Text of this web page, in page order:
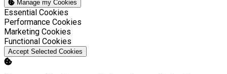
Manage my Cookies
Enable
Essential Cookies
Enable
Performance Cookies
Enable
Marketing Cookies
Enable
Functional Cookies
Accept Selected Cookies